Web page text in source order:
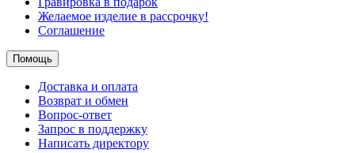
Желаемое изделие в рассрочку!
Соглашение
Помощь
Доставка и оплата
Возврат и обмен
Вопрос-ответ
Запрос в поддержку
Написать директору